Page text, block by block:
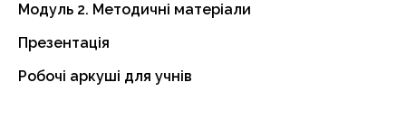
Модуль 2. Методичні матеріали
Презентація
Робочі аркуші для учнів